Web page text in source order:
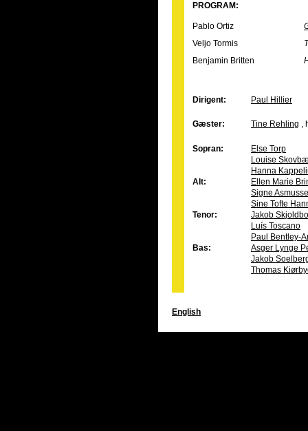
PROGRAM:
Pablo Ortiz
Veljo Tormis
Benjamin Britten
Dirigent: Paul Hillier
Gæster: Tine Rehling
Sopran:
Else Torp
Louise
Hanna
Alt:
Ellen Marie
Signe
Sine Tofte
Tenor:
Jakob
Luís Toscano
Paul Bentley-
Bas:
Asger Lynge
Jakob
Thomas
English